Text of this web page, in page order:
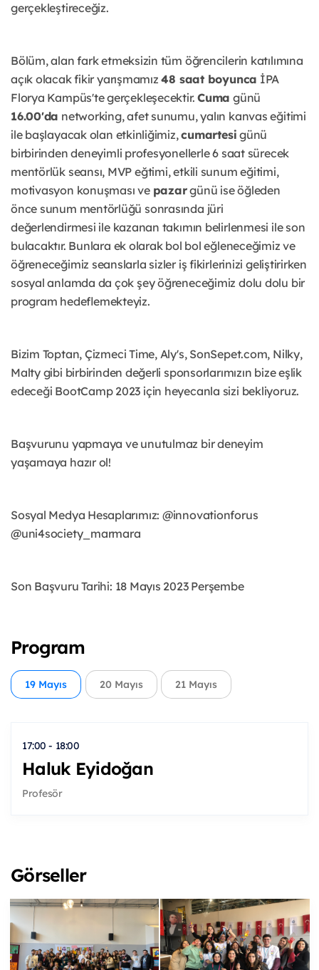
gerçekleştireceğiz.
Bölüm, alan fark etmeksizin tüm öğrencilerin katılımına
açık olacak fikir yarışmamız48 saat boyunca İPA
Florya Kampüs'te gerçekleşecektir.Cuma günü
16.00'da networking, afet sunumu, yalın kanvas eğitimi
ile başlayacak olan etkinliğimiz,cumartesi günü
birbirinden deneyimli profesyonellerle 6 saat sürecek
mentörlük seansı, MVP eğtimi, etkili sunum eğitimi,
motivasyon konuşması ve pazargünü ise öğleden
önce sunum mentörlüğü sonrasında jüri
değerlendirmesi ile kazanan takımın belirlenmesi ile son
bulacaktır. Bunlara ek olarak bol bol eğleneceğimiz ve
öğreneceğimiz seanslarla sizler iş fikirlerinizi geliştirirken
sosyal anlamda da çok şey öğreneceğimiz dolu dolu bir
program hedeflemekteyiz.
Bizim Toptan, Çizmeci Time, Aly's, SonSepet.com, Nilky,
Malty gibi birbirinden değerli sponsorlarımızın bize eşlik
edeceği BootCamp 2023 için heyecanla sizi bekliyoruz.
Başvurunu yapmaya ve unutulmaz bir deneyim
yaşamaya hazır ol!
Sosyal Medya Hesaplarımız: @innovationforus
@uni4society_marmara
Son Başvuru Tarihi: 18 Mayıs 2023 Perşembe
Program
19 Mayıs 20 Mayıs 21 Mayıs
17:00 - 18:00
Haluk Eyidoğan
Profesör
Görseller